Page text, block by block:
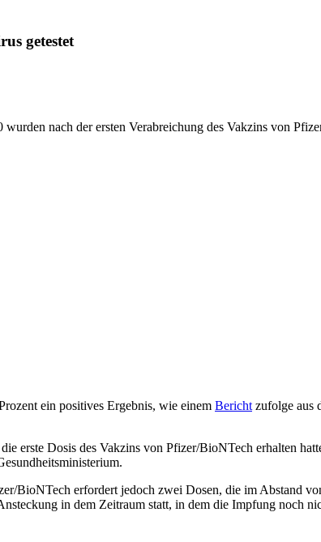
getestet
nach der ersten Verabreichung des Vakzins von
ein positives Ergebnis, wie einem Berichtzufolge aus
erste Dosis des Vakzins von Pfizer/BioNTech erhalten
BioNTech erfordert jedoch zwei Dosen, die im Abstand
in dem Zeitraum statt, in dem die Impfung noch